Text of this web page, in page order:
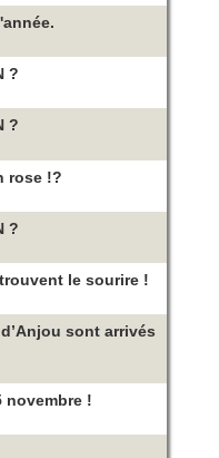
?
?
rose !?
?
le sourire !
sont arrivés
novembre !